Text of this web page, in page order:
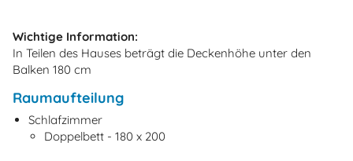
Wichtige Information:
In Teilen des Hauses beträgt die Deckenhöhe unter den
Balken 180 cm
Raumaufteilung
Schlafzimmer
Doppelbett - 180 x 200